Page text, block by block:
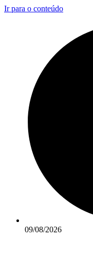
Ir para o conteúdo
09/08/2026